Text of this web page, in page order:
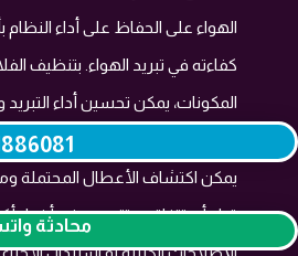
الهواء على الحفاظ على أداء
كفاءته في تبريد الهواء. بتنظيف
المكونات، يمكن تحسين أداء
توفير التكاليف على المدى
يمكن اكتشاف الأعطال المحتملة
قبل أن تتفاقم وتتسبب في أضرار
الإصلاحات الكبيرة أو استبدال
محادثة